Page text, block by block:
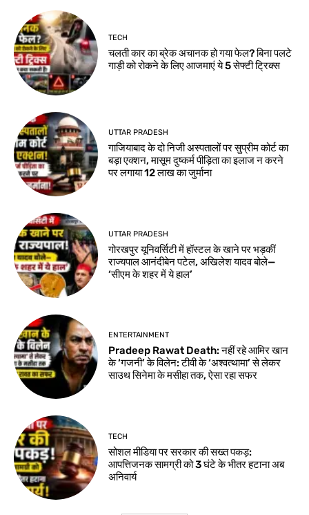
TECH
चलती कार का ब्रेक अचानक हो गया फेल? बिना पलटे
गाड़ी को रोकने के लिए आजमाएं ये 5 सेफ्टी ट्रिक्स
UTTAR PRADESH
गाजियाबाद के दो निजी अस्पतालों पर सुप्रीम कोर्ट का
बड़ा एक्शन, मासूम दुष्कर्म पीड़िता का इलाज न करने
पर लगाया 12 लाख का जुर्माना
UTTAR PRADESH
गोरखपुर यूनिवर्सिटी में हॉस्टल के खाने पर भड़कीं
राज्यपाल आनंदीबेन पटेल, अखिलेश यादव बोले—
‘सीएम के शहर में ये हाल’
ENTERTAINMENT
Pradeep Rawat Death: नहीं रहे आमिर खान
के ‘गजनी’ के विलेन: टीवी के ‘अश्वत्थामा’ से लेकर
साउथ सिनेमा के मसीहा तक, ऐसा रहा सफर
TECH
सोशल मीडिया पर सरकार की सख्त पकड़:
आपत्तिजनक सामग्री को 3 घंटे के भीतर हटाना अब
अनिवार्य